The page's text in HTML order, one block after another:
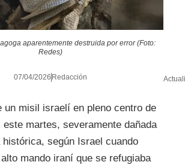
aparentemente destruida por error (Foto:
Redes)
07/04/2026 Redacción
un misil israelí en pleno centro de
este martes, severamente dañada
histórica, según Israel cuando
mando iraní que se refugiaba